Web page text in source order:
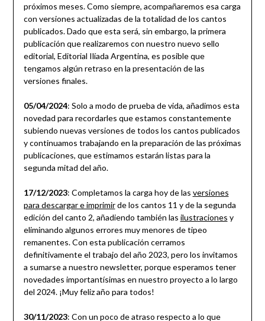
próximos meses. Como siempre, acompañaremos esa carga
con versiones actualizadas de la totalidad de los cantos
publicados. Dado que esta será, sin embargo, la primera
publicación que realizaremos con nuestro nuevo sello
editorial, Editorial Ilíada Argentina, es posible que
tengamos algún retraso en la presentación de las
versiones finales.
05/04/2024: Solo a modo de prueba de vida, añadimos esta
novedad para recordarles que estamos constantemente
subiendo nuevas versiones de todos los cantos publicados
y continuamos trabajando en la preparación de las próximas
publicaciones, que estimamos estarán listas para la
segunda mitad del año.
17/12/2023: Completamos la carga hoy de las versiones
para descargar e imprimirde los cantos 11 y de la segunda
edición del canto 2, añadiendo también las ilustraciones y
eliminando algunos errores muy menores de tipeo
remanentes. Con esta publicación cerramos
definitivamente el trabajo del año 2023, pero los invitamos
a sumarse a nuestro newsletter, porque esperamos tener
novedades importantísimas en nuestro proyecto a lo largo
del 2024. ¡Muy feliz año para todos!
30/11/2023: Con un poco de atraso respecto a lo que